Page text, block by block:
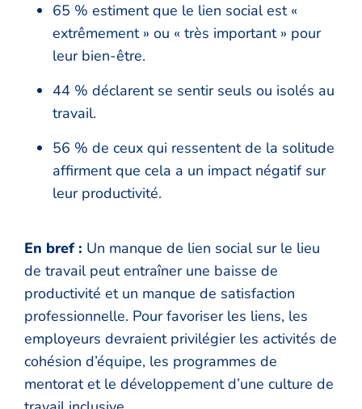
65 % estiment que le lien social est «
extrêmement » ou « très important » pour
leur bien-être.
44 % déclarent se sentir seuls ou isolés au
travail.
56 % de ceux qui ressentent de la solitude
affirment que cela a un impact négatif sur
leur productivité.
En bref : Un manque de lien social sur le lieu
de travail peut entraîner une baisse de
productivité et un manque de satisfaction
professionnelle. Pour favoriser les liens, les
employeurs devraient privilégier les activités de
cohésion d’équipe, les programmes de
mentorat et le développement d’une culture de